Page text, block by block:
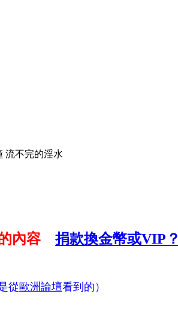
流不完的淫水
的內容捐款換金幣或VIP？
從歐洲論壇看到的）